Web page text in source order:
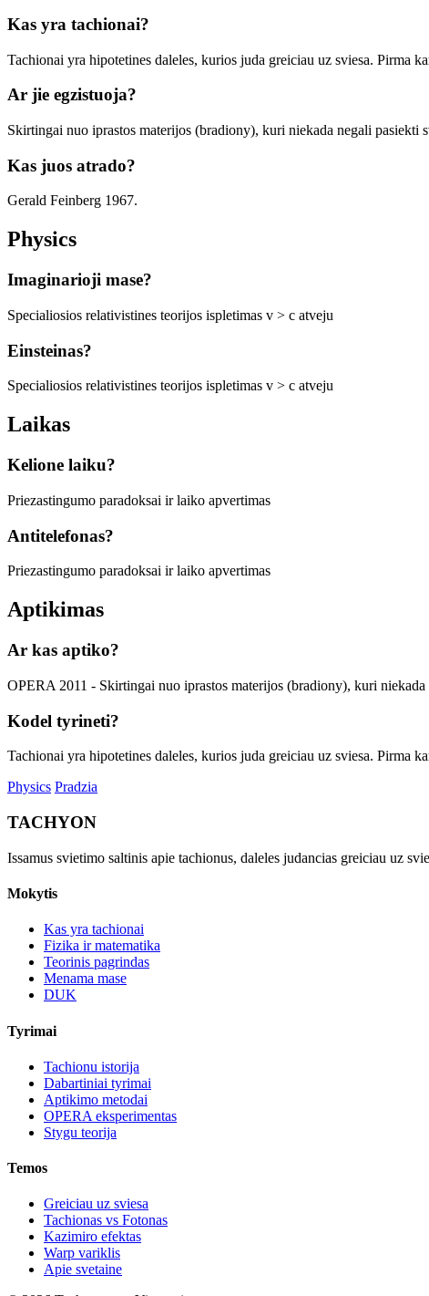
Kas yra tachionai?
Tachionai yra hipotetines daleles, kurios juda greiciau uz sviesa. Pirma
Ar jie egzistuoja?
Skirtingai nuo iprastos materijos (bradiony), kuri niekada negali
Kas juos atrado?
Gerald Feinberg 1967.
Physics
Imaginarioji mase?
Specialiosios relativistines teorijos ispletimas v > c atveju
Einsteinas?
Specialiosios relativistines teorijos ispletimas v > c atveju
Laikas
Kelione laiku?
Priezastingumo paradoksai ir laiko apvertimas
Antitelefonas?
Priezastingumo paradoksai ir laiko apvertimas
Aptikimas
Ar kas aptiko?
OPERA 2011 - Skirtingai nuo iprastos materijos (bradiony), kuri
Kodel tyrineti?
Tachionai yra hipotetines daleles, kurios juda greiciau uz sviesa. Pirma
Physics Pradzia
TACHYON
Issamus svietimo saltinis apie tachionus, daleles judancias greiciau uz
Mokytis
Kas yra tachionai
Fizika ir matematika
Teorinis pagrindas
Menama mase
DUK
Tyrimai
Tachionu istorija
Dabartiniai tyrimai
Aptikimo metodai
OPERA eksperimentas
Stygu teorija
Temos
Greiciau uz sviesa
Tachionas vs Fotonas
Kazimiro efektas
Warp variklis
Apie svetaine